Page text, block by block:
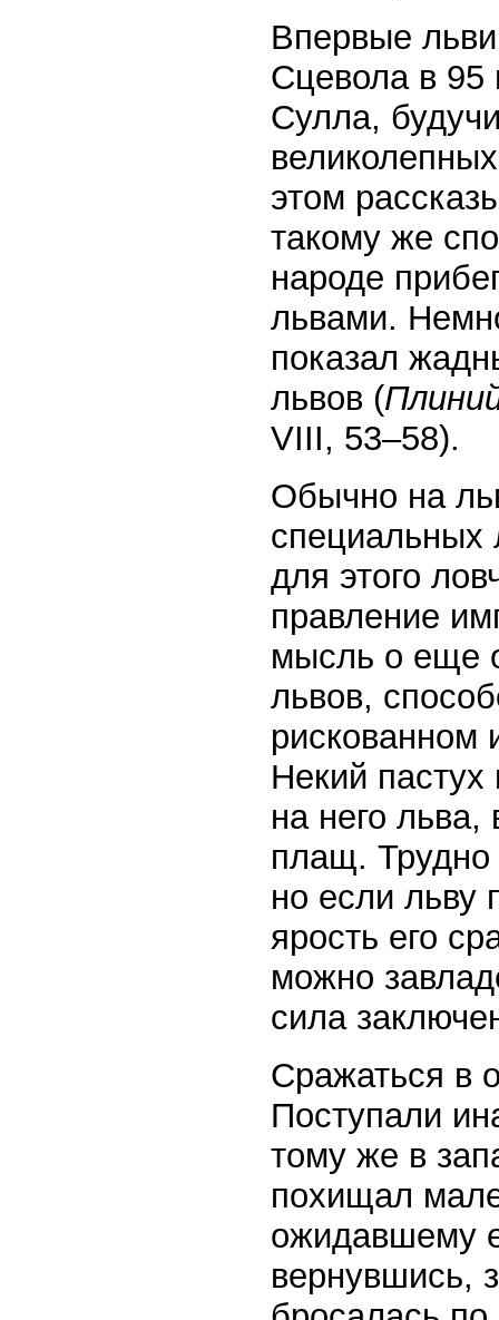
Впервые
Сцевола в 95
Сулла,
этом
такому же
народе
львами.
показал
львов (
VIII, 53–58).
Обычно на
специальных
для этого
правление
мысль о еще
львов,
рискованном
Некий
на него льва,
плащ. Трудно
но если льву
ярость его
можно
сила
Сражаться в
Поступали
тому же в
похищал
ожидавшему
вернувшись,